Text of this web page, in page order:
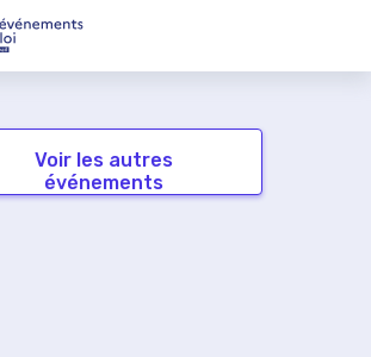
Voir les autres
événements